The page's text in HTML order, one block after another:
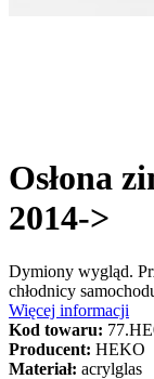
Osłona
2014->
Dymiony wygląd.
chłodnicy
Więcej informacji
Kod towaru:
Producent: HEKO
Materiał: acrylglas